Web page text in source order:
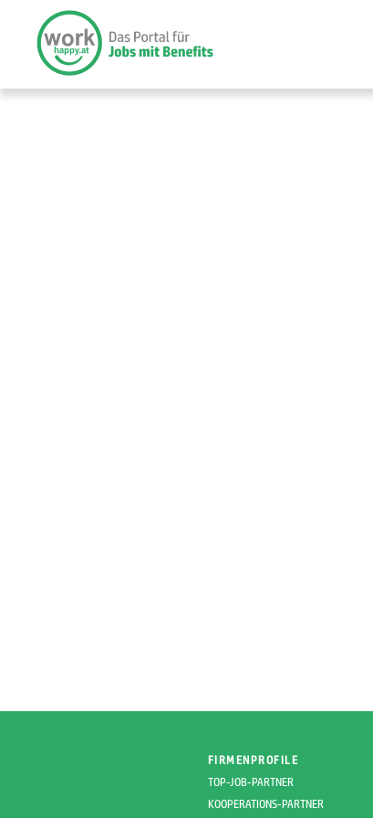
FIRMENPROFILE
TOP-JOB-PARTNER
KOOPERATIONS-PARTNER